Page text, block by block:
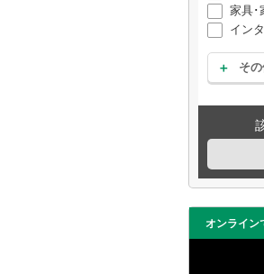
家具･
イン
そ
オンライン